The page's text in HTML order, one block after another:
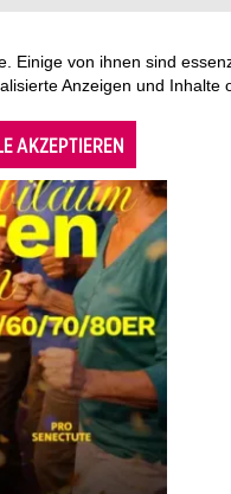
Einige von ihnen sind
Anzeigen und
AKZEPTIEREN